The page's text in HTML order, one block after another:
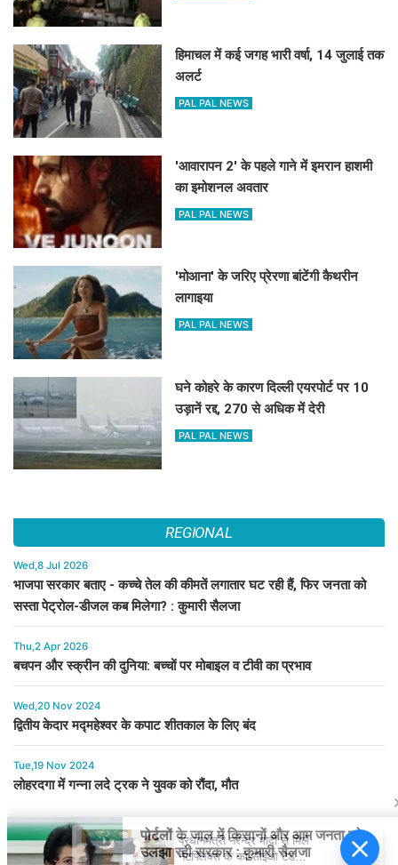
हिमाचल में कई जगह भारी वर्षा, 14 जुलाई तक
अलर्ट
PAL PAL NEWS
'आवारापन 2' के पहले गाने में इमरान हाशमी
का इमोशनल अवतार
PAL PAL NEWS
'मोआना' के जरिए प्रेरणा बांटेंगी कैथरीन
लागाइया
PAL PAL NEWS
घने कोहरे के कारण दिल्ली एयरपोर्ट पर 10
उड़ानें रद्द, 270 से अधिक में देरी
PAL PAL NEWS
REGIONAL
Wed,8 Jul 2026
भाजपा सरकार बताए - कच्चे तेल की कीमतें लगातार घट रही हैं, फिर जनता को
सस्ता पेट्रोल-डीजल कब मिलेगा? : कुमारी सैलजा
Thu,2 Apr 2026
बचपन और स्क्रीन की दुनिया: बच्चों पर मोबाइल व टीवी का प्रभाव
Wed,20 Nov 2024
द्वितीय केदार मद्महेश्वर के कपाट शीतकाल के लिए बंद
Tue,19 Nov 2024
लोहरदगा में गन्ना लदे ट्रक ने युवक को रौंदा, मौत
प्रधानमंत्री नरेन्द्र मोदी से मिले
नेटफ्लिक्स के को-सीईओ टेड